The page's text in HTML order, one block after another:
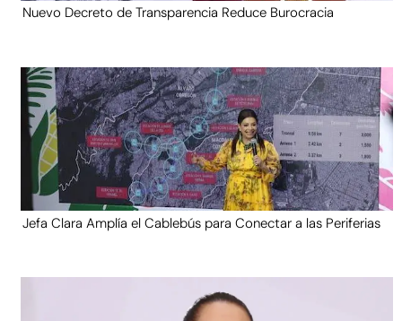
Nuevo Decreto de Transparencia Reduce Burocracia
Jefa Clara Amplía el Cablebús para Conectar a las Periferias